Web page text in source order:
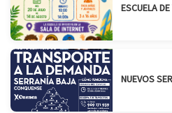
ESCUELA
NUEVOS